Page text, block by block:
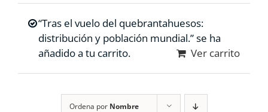
COLABORA
RECURSOS
“Tras el vuelo del quebrantahuesos:
distribución y población mundial.” se ha
añadido a tu carrito.
Ver carrito
Ordena por Nombre